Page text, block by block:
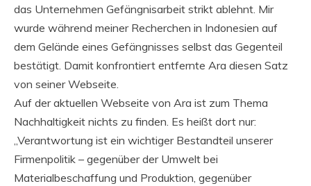
das Unternehmen Gefängnisarbeit strikt ablehnt. Mir
wurde während meiner Recherchen in Indonesien auf
dem Gelände eines Gefängnisses selbst das Gegenteil
bestätigt. Damit konfrontiert entfernte Ara diesen Satz
von seiner Webseite.
Auf der aktuellen Webseite von Ara ist zum Thema
Nachhaltigkeit nichts zu finden. Es heißt dort nur:
„Verantwortung ist ein wichtiger Bestandteil unserer
Firmenpolitik – gegenüber der Umwelt bei
Materialbeschaffung und Produktion, gegenüber